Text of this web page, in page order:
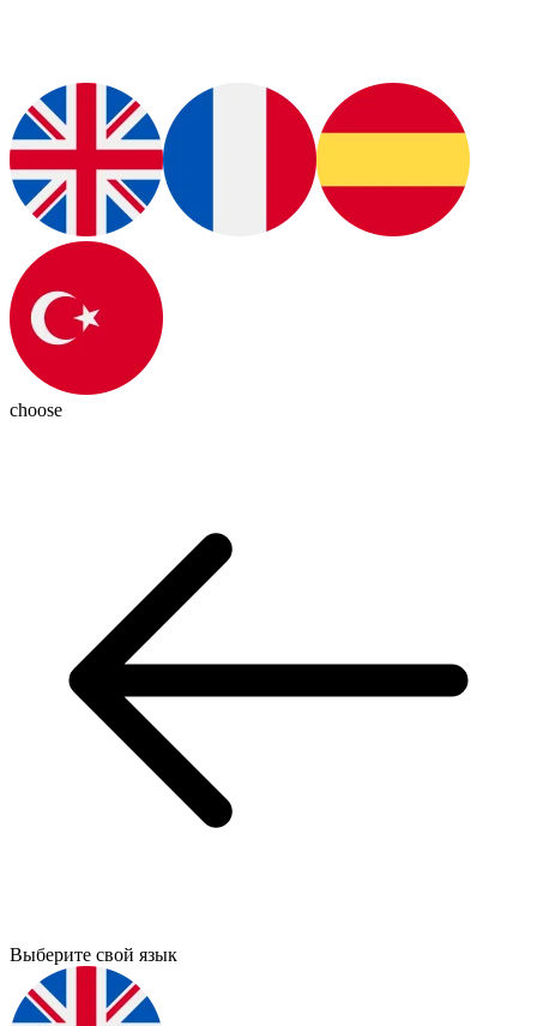
choose
Выберите свой язык